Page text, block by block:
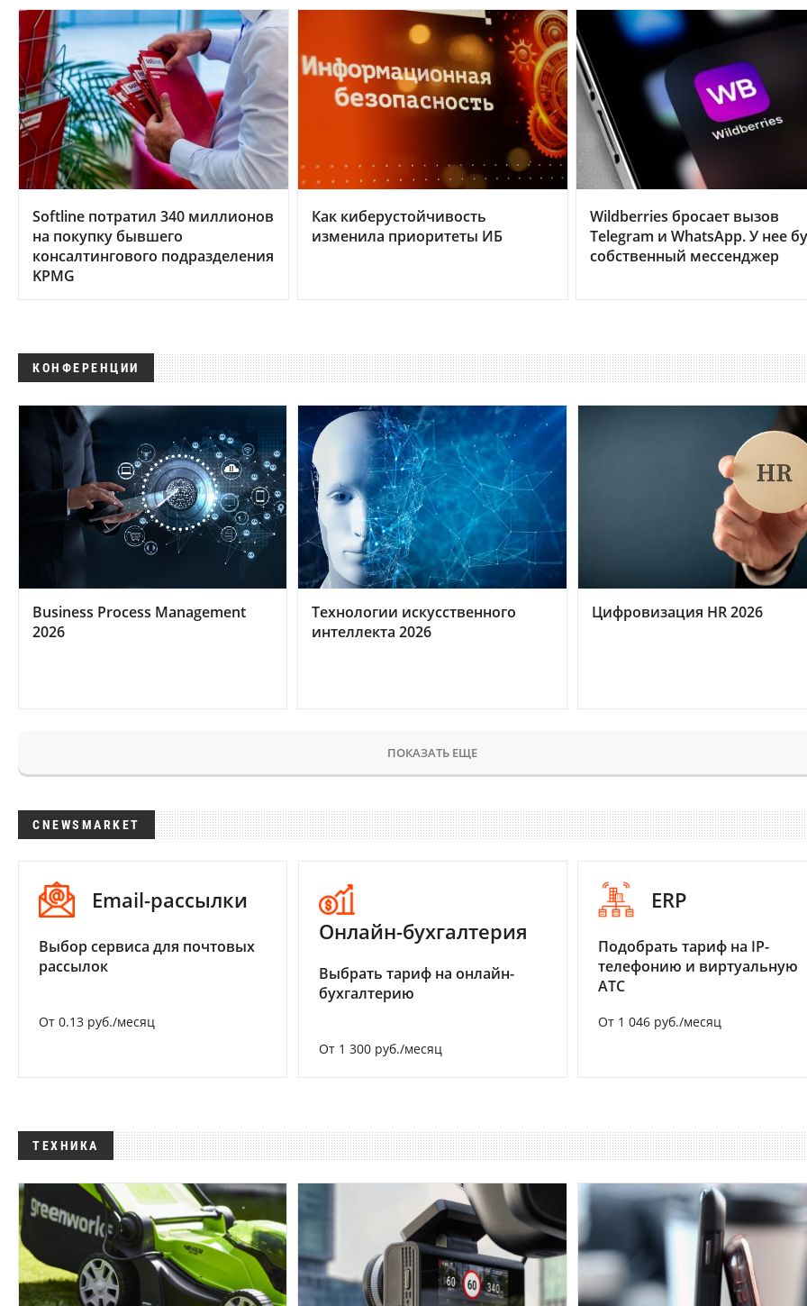
Softline потратил 340 миллионов
на покупку бывшего
консалтингового подразделения
KPMG
Как киберустойчивость
изменила приоритеты ИБ
Wildberries бросает вызов
Telegram и WhatsApp. У нее
собственный мессенджер
КОНФЕРЕНЦИИ
Business Process Management
2026
Технологии искусственного
интеллекта 2026
Цифровизация HR 2026
ПОКАЗАТЬ ЕЩЕ
CNEWSMARKET
Email-рассылки
Выбор сервиса для почтовых
рассылок
От 0.13 руб./месяц
Онлайн-бухгалтерия
Выбрать тариф на онлайн-
бухгалтерию
От 1 300 руб./месяц
ERP
Подобрать тариф на IP-
телефонию и виртуальную
АТС
От 1 046 руб./месяц
ТЕХНИКА